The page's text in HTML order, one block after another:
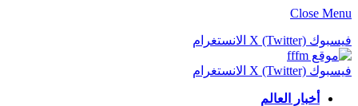
Close Menu
فيسبوك X (Twitter) الانستغرام
فيسبوك X (Twitter) الانستغرام
أخبار العالم